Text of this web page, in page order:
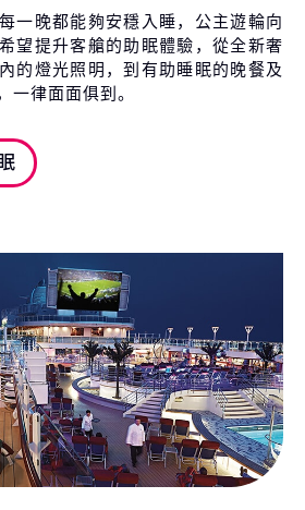
一晚都能夠安穩入睡，公主遊輪向
望提升客艙的助眠體驗，從全新奢
的燈光照明，到有助睡眠的晚餐及
一律面面俱到。